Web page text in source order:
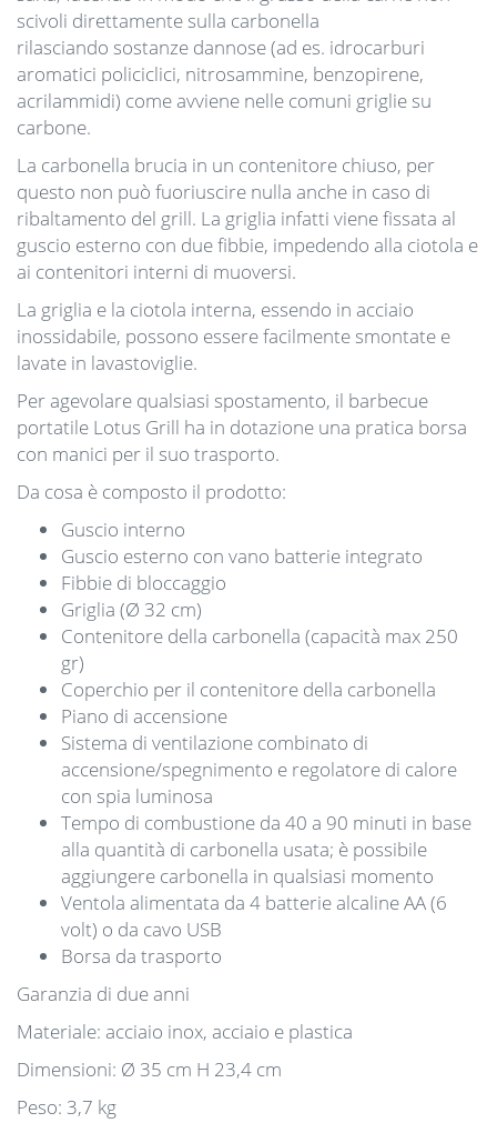
scivoli direttamente sulla carbonella
rilasciando sostanze dannose (ad es. idrocarburi
aromatici policiclici, nitrosammine, benzopirene,
acrilammidi) come avviene nelle comuni griglie su
carbone.
La carbonella brucia in un contenitore chiuso, per
questo non può fuoriuscire nulla anche in caso di
ribaltamento del grill. La griglia infatti viene fissata al
guscio esterno con due fibbie, impedendo alla ciotola e
ai contenitori interni di muoversi.
La griglia e la ciotola interna, essendo in acciaio
inossidabile, possono essere facilmente smontate e
lavate in lavastoviglie.
Per agevolare qualsiasi spostamento, il barbecue
portatile Lotus Grill ha in dotazione una pratica borsa
con manici per il suo trasporto.
Da cosa è composto il prodotto:
Guscio interno
Guscio esterno con vano batterie integrato
Fibbie di bloccaggio
Griglia (Ø 32 cm)
Contenitore della carbonella (capacità max 250
gr)
Coperchio per il contenitore della carbonella
Piano di accensione
Sistema di ventilazione combinato di
accensione/spegnimento e regolatore di calore
con spia luminosa
Tempo di combustione da 40 a 90 minuti in base
alla quantità di carbonella usata; è possibile
aggiungere carbonella in qualsiasi momento
Ventola alimentata da 4 batterie alcaline AA (6
volt) o da cavo USB
Borsa da trasporto
Garanzia di due anni
Materiale: acciaio inox, acciaio e plastica
Dimensioni: Ø 35 cm H 23,4 cm
Peso: 3,7 kg